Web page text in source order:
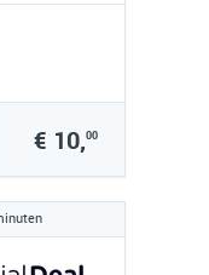
€ 10,00